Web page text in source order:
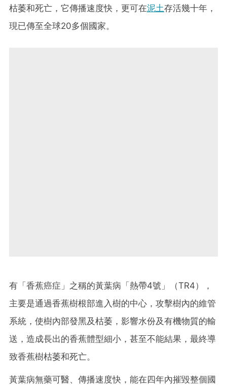
枯萎和死亡，它傳播速度快，更可在泥土存活幾十年，
現已傳至全球20多個國家。
有「香蕉癌症」之稱的黃葉病「熱帶4號」（TR4），
主要是通過香蕉樹根部進入樹的中心，攻擊樹內的維管
系統，使樹內部發黑及枯萎，影響水份及有機物質的輸
送，造成長出的香蕉體型細小，甚至不能結果，最終導
致香蕉樹枯萎和死亡。
黃葉病無藥可醫、傳播速度快，能在四年內摧毀整個國